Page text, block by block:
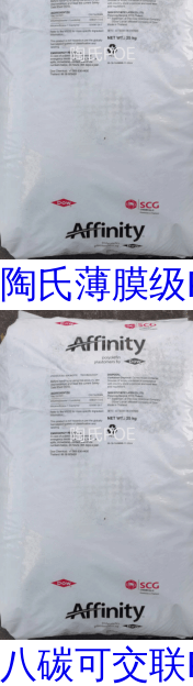
陶氏薄膜
八碳可交